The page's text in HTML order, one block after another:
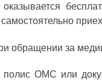
обращении за
ОМС или